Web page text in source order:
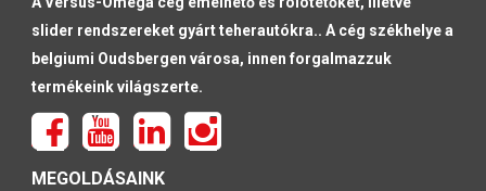
slider rendszereket gyárt teherautókra.. A cég székhelye a
belgiumi Oudsbergen városa, innen forgalmazzuk
termékeink világszerte.
MEGOLDÁSAINK